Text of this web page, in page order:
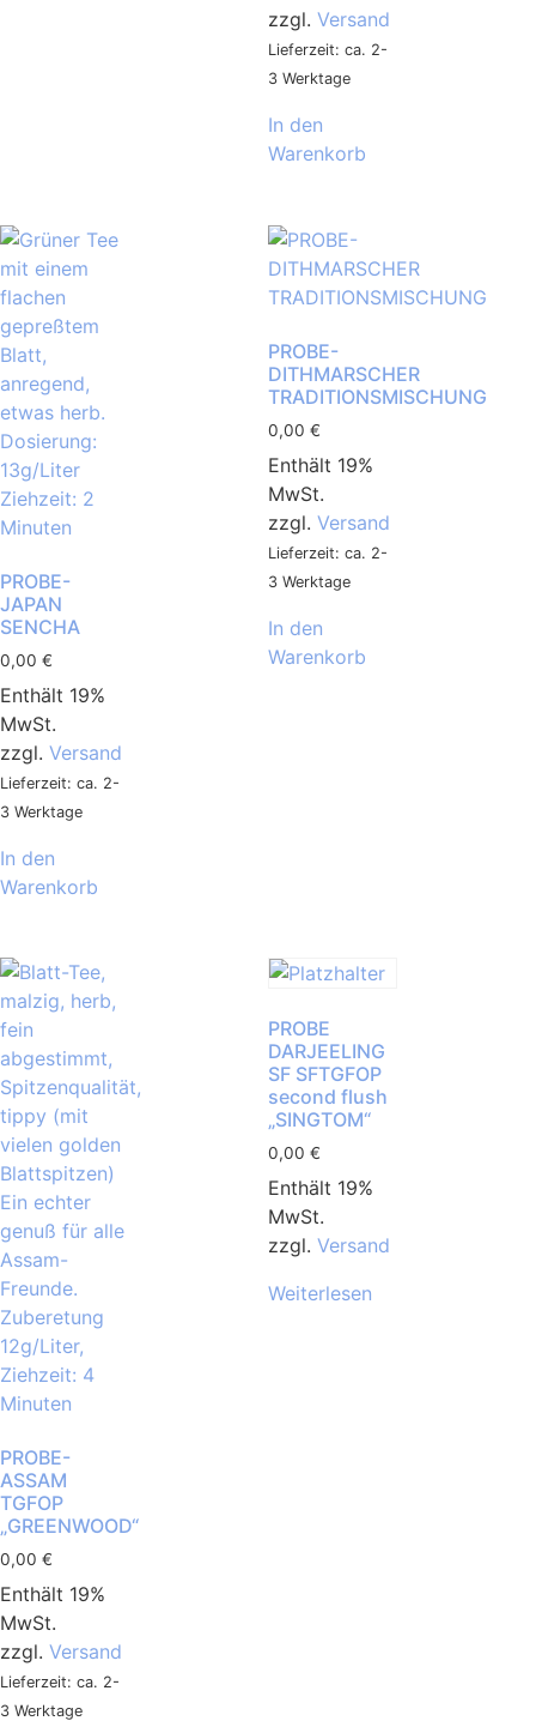
zzgl. Versand
Lieferzeit: ca. 2-
3 Werktage
In den
Warenkorb
PROBE-
JAPAN
SENCHA
0,00 €
Enthält 19%
MwSt.
zzgl. Versand
Lieferzeit: ca. 2-
3 Werktage
In den
Warenkorb
PROBE-
DITHMARSCHER
TRADITIONSMISCHUNG
0,00 €
Enthält 19%
MwSt.
zzgl. Versand
Lieferzeit: ca. 2-
3 Werktage
In den
Warenkorb
PROBE-
ASSAM
TGFOP
„GREENWOOD“
0,00 €
Enthält 19%
MwSt.
zzgl. Versand
Lieferzeit: ca. 2-
3 Werktage
PROBE
DARJEELING
SF SFTGFOP
second flush
„SINGTOM“
0,00 €
Enthält 19%
MwSt.
zzgl. Versand
Weiterlesen